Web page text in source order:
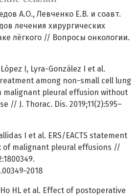
А.О., Левченко Е.В. и соавт.
лечения хирургических
лёгкого // Вопросы онкологии.
I, Lyra-González I et al.
among non-small cell lung
malignant pleural effusion without
// J. Thorac. Dis. 2019;11(2):595–
I et al. ERS/EACTS statement
of malignant pleural effusions //
2018
Ho HL et al. Effect of postoperative